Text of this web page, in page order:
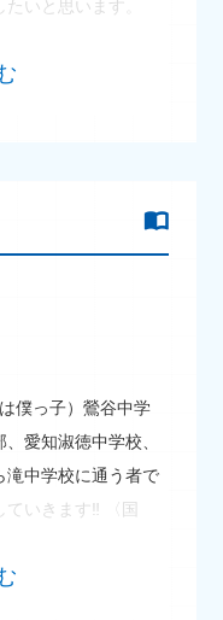
いと思います。
僕っ子）鶯谷中学
愛知淑徳中学校、
滝中学校に通う者で
いきます‼ 〈国